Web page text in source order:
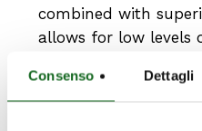
Consenso Dettagli
combined with
allows for low levels
Learn more